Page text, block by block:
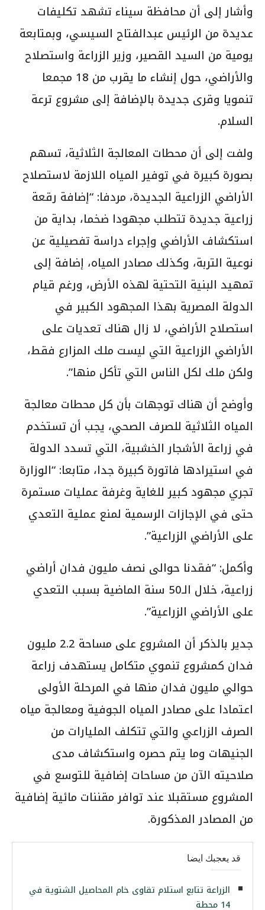
وأشار إلى أن محافظة سيناء تشهد تكليفات
عديدة من الرئيس عبدالفتاح السيسي، وبمتابعة
يومية من السيد القصير، وزير الزراعة واستصلاح
والأراضي، حول إنشاء ما يقرب من 18 مجمعا
تنمويا وقرى جديدة بالإضافة إلى مشروع ترعة
السلام.
ولفت إلى أن محطات المعالجة الثلاثية، تسهم
بصورة كبيرة في توفير المياه اللازمة لاستصلاح
الأراضي الزراعية الجديدة، مردفا: “إضافة رقعة
زراعية جديدة تتطلب مجهودا ضخما، بداية من
استكشاف الأراضي وإجراء دراسة تفصيلية عن
نوعية التربة، وكذلك مصادر المياه، إضافة إلى
تمهيد البنية التحتية لهذه الأرض، ورغم قيام
الدولة المصرية بهذا المجهود الكبير في
استصلاح الأراضي، لا زال هناك تعديات على
الأراضي الزراعية التي ليست ملك المزارع فقط،
ولكن ملك لكل الناس التي تأكل منها”.
وأوضح أن هناك توجهات بأن كل محطات معالجة
المياه الثلاثية للصرف الصحي، يجب أن تستخدم
في زراعة الأشجار الخشبية، التي تسدد الدولة
في استيرادها فاتورة كبيرة جدا، متابعا: “الوزارة
تجري مجهود كبير للغاية وغرفة عمليات مستمرة
حتى في الإجازات الرسمية لمنع عملية التعدي
على الأراضي الزراعية”.
وأكمل: “فقدنا حوالى نصف مليون فدان أراضي
زراعية، خلال الـ50 سنة الماضية بسبب التعدي
على الأراضي الزراعية”.
جدير بالذكر أن المشروع على مساحة 2.2 مليون
فدان كمشروع تنموي متكامل يستهدف زراعة
حوالي مليون فدان منها في المرحلة الأولى
اعتمادا على مصادر المياه الجوفية ومعالجة مياه
الصرف الزراعي والتي تتكلف المليارات من
الجنيهات وما يتم حصره واستكشاف مدى
صلاحيته الآن من مساحات إضافية للتوسع في
المشروع مستقبلا عند توافر مقننات مائية إضافية
من المصادر المذكورة.
قد يعجبك ايضا
الزراعة تتابع استلام تقاوى خام المحاصيل الشتوية في
14 محطة